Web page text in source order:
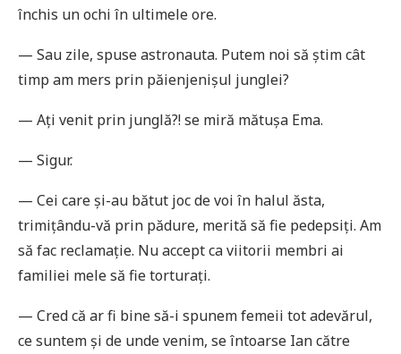
închis un ochi în ultimele ore.
— Sau zile, spuse astronauta. Putem noi să știm cât
timp am mers prin păienjenișul junglei?
— Ați venit prin junglă?! se miră mătușa Ema.
— Sigur.
— Cei care și-au bătut joc de voi în halul ăsta,
trimițându-vă prin pădure, merită să fie pedepsiți. Am
să fac reclamație. Nu accept ca viitorii membri ai
familiei mele să fie torturați.
— Cred că ar fi bine să-i spunem femeii tot adevărul,
ce suntem și de unde venim, se întoarse Ian către